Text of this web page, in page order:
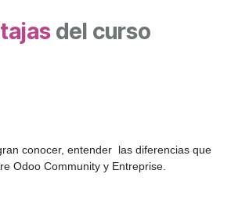
del curso
conocer, entender las diferencias que
Odoo Community y Entreprise.